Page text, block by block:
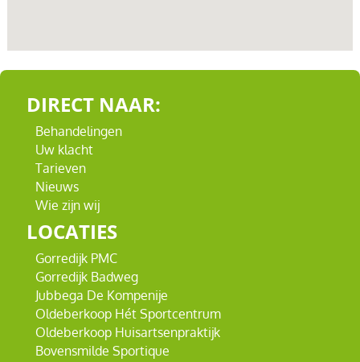
DIRECT NAAR:
Behandelingen
Uw klacht
Tarieven
Nieuws
Wie zijn wij
LOCATIES
Gorredijk PMC
Gorredijk Badweg
Jubbega De Kompenije
Oldeberkoop Hét Sportcentrum
Oldeberkoop Huisartsenpraktijk
Bovensmilde Sportique